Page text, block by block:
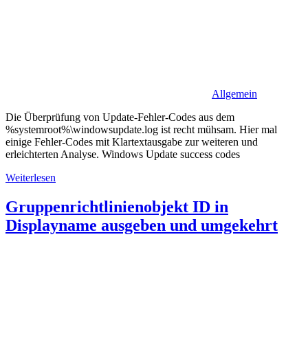
Allgemein
Die Überprüfung von Update-Fehler-Codes aus dem
%systemroot%\windowsupdate.log ist recht mühsam. Hier mal
einige Fehler-Codes mit Klartextausgabe zur weiteren und
erleichterten Analyse. Windows Update success codes
Weiterlesen
Gruppenrichtlinienobjekt ID in
Displayname ausgeben und umgekehrt